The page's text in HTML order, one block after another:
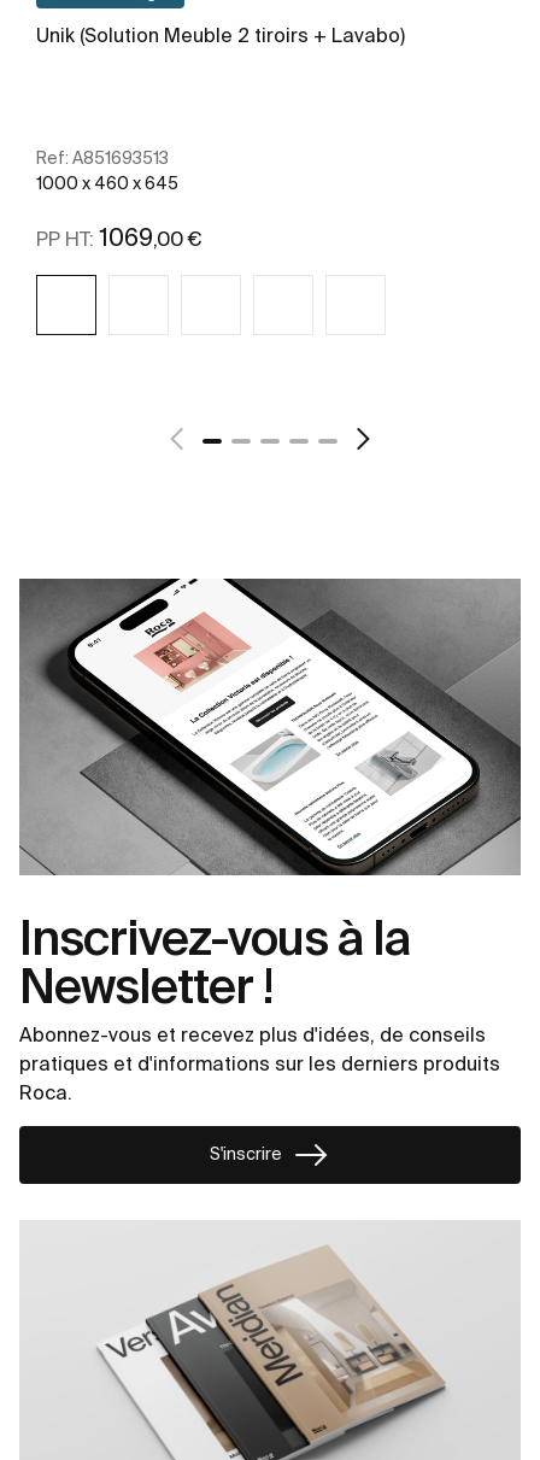
Unik (Solution Meuble 2 tiroirs + Lavabo)
Ref: A851693513
1000 x 460 x 645
PP HT: 1069 ,00 €
Inscrivez-vous à la
Newsletter !
Abonnez-vous et recevez plus d'idées, de conseils
pratiques et d'informations sur les derniers produits
Roca.
S'inscrire